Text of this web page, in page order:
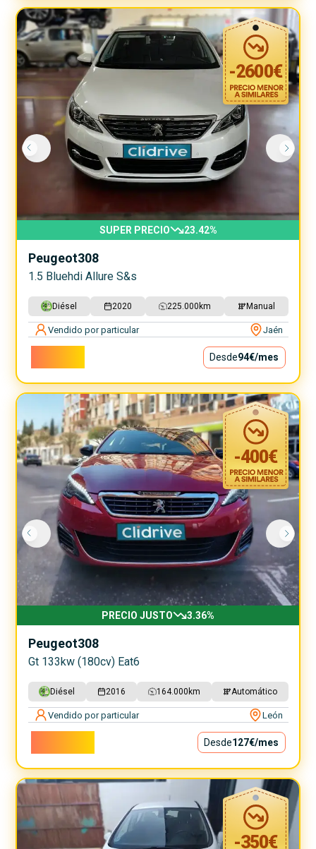
-2600€
SUPER PRECIO 23.42%
Peugeot308
1.5 Bluehdi Allure S&s
Diésel 2020 225.000 km Manual
Vendido por particular Jaén
Desde94€/mes
-400€
PRECIO JUSTO 3.36%
Peugeot308
Gt 133kw (180cv) Eat6
Diésel 2016 164.000 km Automático
Vendido por particular León
Desde127€/mes
-350€